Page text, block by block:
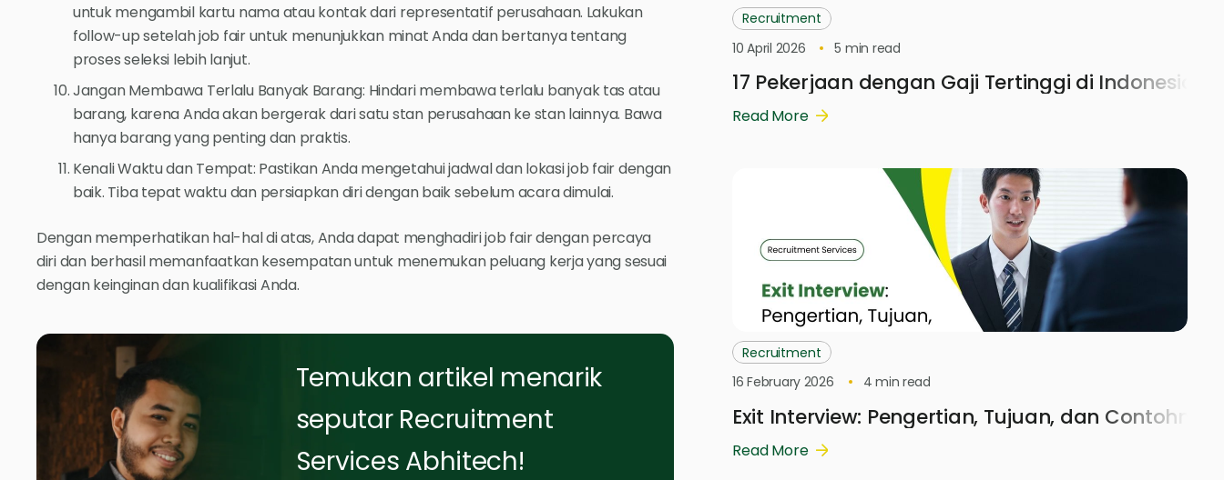
untuk mengambil kartu nama atau kontak dari representatif perusahaan. Lakukan
follow-up setelah job fair untuk menunjukkan minat Anda dan bertanya tentang
proses seleksi lebih lanjut.
Jangan Membawa Terlalu Banyak Barang: Hindari membawa terlalu banyak tas atau
barang, karena Anda akan bergerak dari satu stan perusahaan ke stan lainnya. Bawa
hanya barang yang penting dan praktis.
Kenali Waktu dan Tempat: Pastikan Anda mengetahui jadwal dan lokasi job fair dengan
baik. Tiba tepat waktu dan persiapkan diri dengan baik sebelum acara dimulai.
Dengan memperhatikan hal-hal di atas, Anda dapat menghadiri job fair dengan percaya
diri dan berhasil memanfaatkan kesempatan untuk menemukan peluang kerja yang sesuai
dengan keinginan dan kualifikasi Anda.
Temukan artikel menarik
seputar Recruitment
Services Abhitech!
Recruitment
10 April 2026
5 min read
17 Pekerjaan dengan Gaji Tertinggi di Indonesia
Read More
Recruitment
16 February 2026
4 min read
Exit Interview: Pengertian, Tujuan, dan Contohnya
Read More